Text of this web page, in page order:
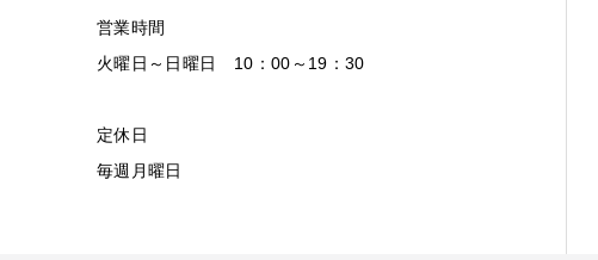
営業時間
火曜日～日曜日 10：00～19：30
定休日
毎週月曜日